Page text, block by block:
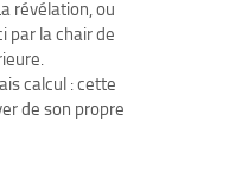
révélation, ou
par la chair de
calcul : cette
de son propre